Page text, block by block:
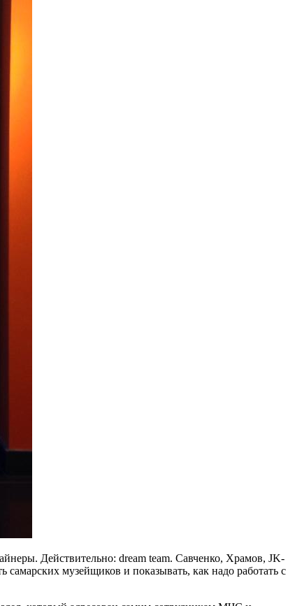
Действительно: dream team. Савченко, Храмов, JK-
музейщиков и показывать, как надо работать с